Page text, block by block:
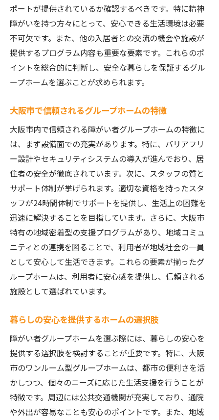
ポートが提供されているか確認するべきです。特に精神
障がいを持つ方々にとって、安心できる生活環境は必要
不可欠です。また、他の入居者との交流の機会や施設が
提供するプログラム内容も重要な要素です。これらのポ
イントを総合的に判断し、安全な暮らしを保証するグル
ープホームを選ぶことが求められます。
大阪市で信頼されるグループホームの特徴
大阪市内で信頼される障がい者グループホームの特徴に
は、まず設備面での充実があります。特に、バリアフリ
ー設計やセキュリティシステムの導入が進んでおり、居
住者の安全が徹底されています。次に、スタッフの質と
サポート体制が挙げられます。適切な資格を持ったスタ
ッフが24時間体制でサポートを提供し、生活上の困難を
迅速に解決することを目指しています。さらに、大阪市
特有の地域密着型の支援プログラムがあり、地域コミュ
ニティとの連携を図ることで、利用者が地域社会の一員
として安心して生活できます。これらの要素が揃ったグ
ループホームは、利用者に安心感を提供し、信頼される
施設として選ばれています。
暮らしの安心を提供するホームの選択肢
障がい者グループホームを選ぶ際には、暮らしの安心を
提供する選択肢を検討することが重要です。特に、大阪
市のワンルーム型グループホームは、都市の便利さを活
かしつつ、個々のニーズに応じた生活支援を行うことが
特徴です。周辺には公共交通機関が充実しており、通院
や外出が容易なことも安心のポイントです。また、地域